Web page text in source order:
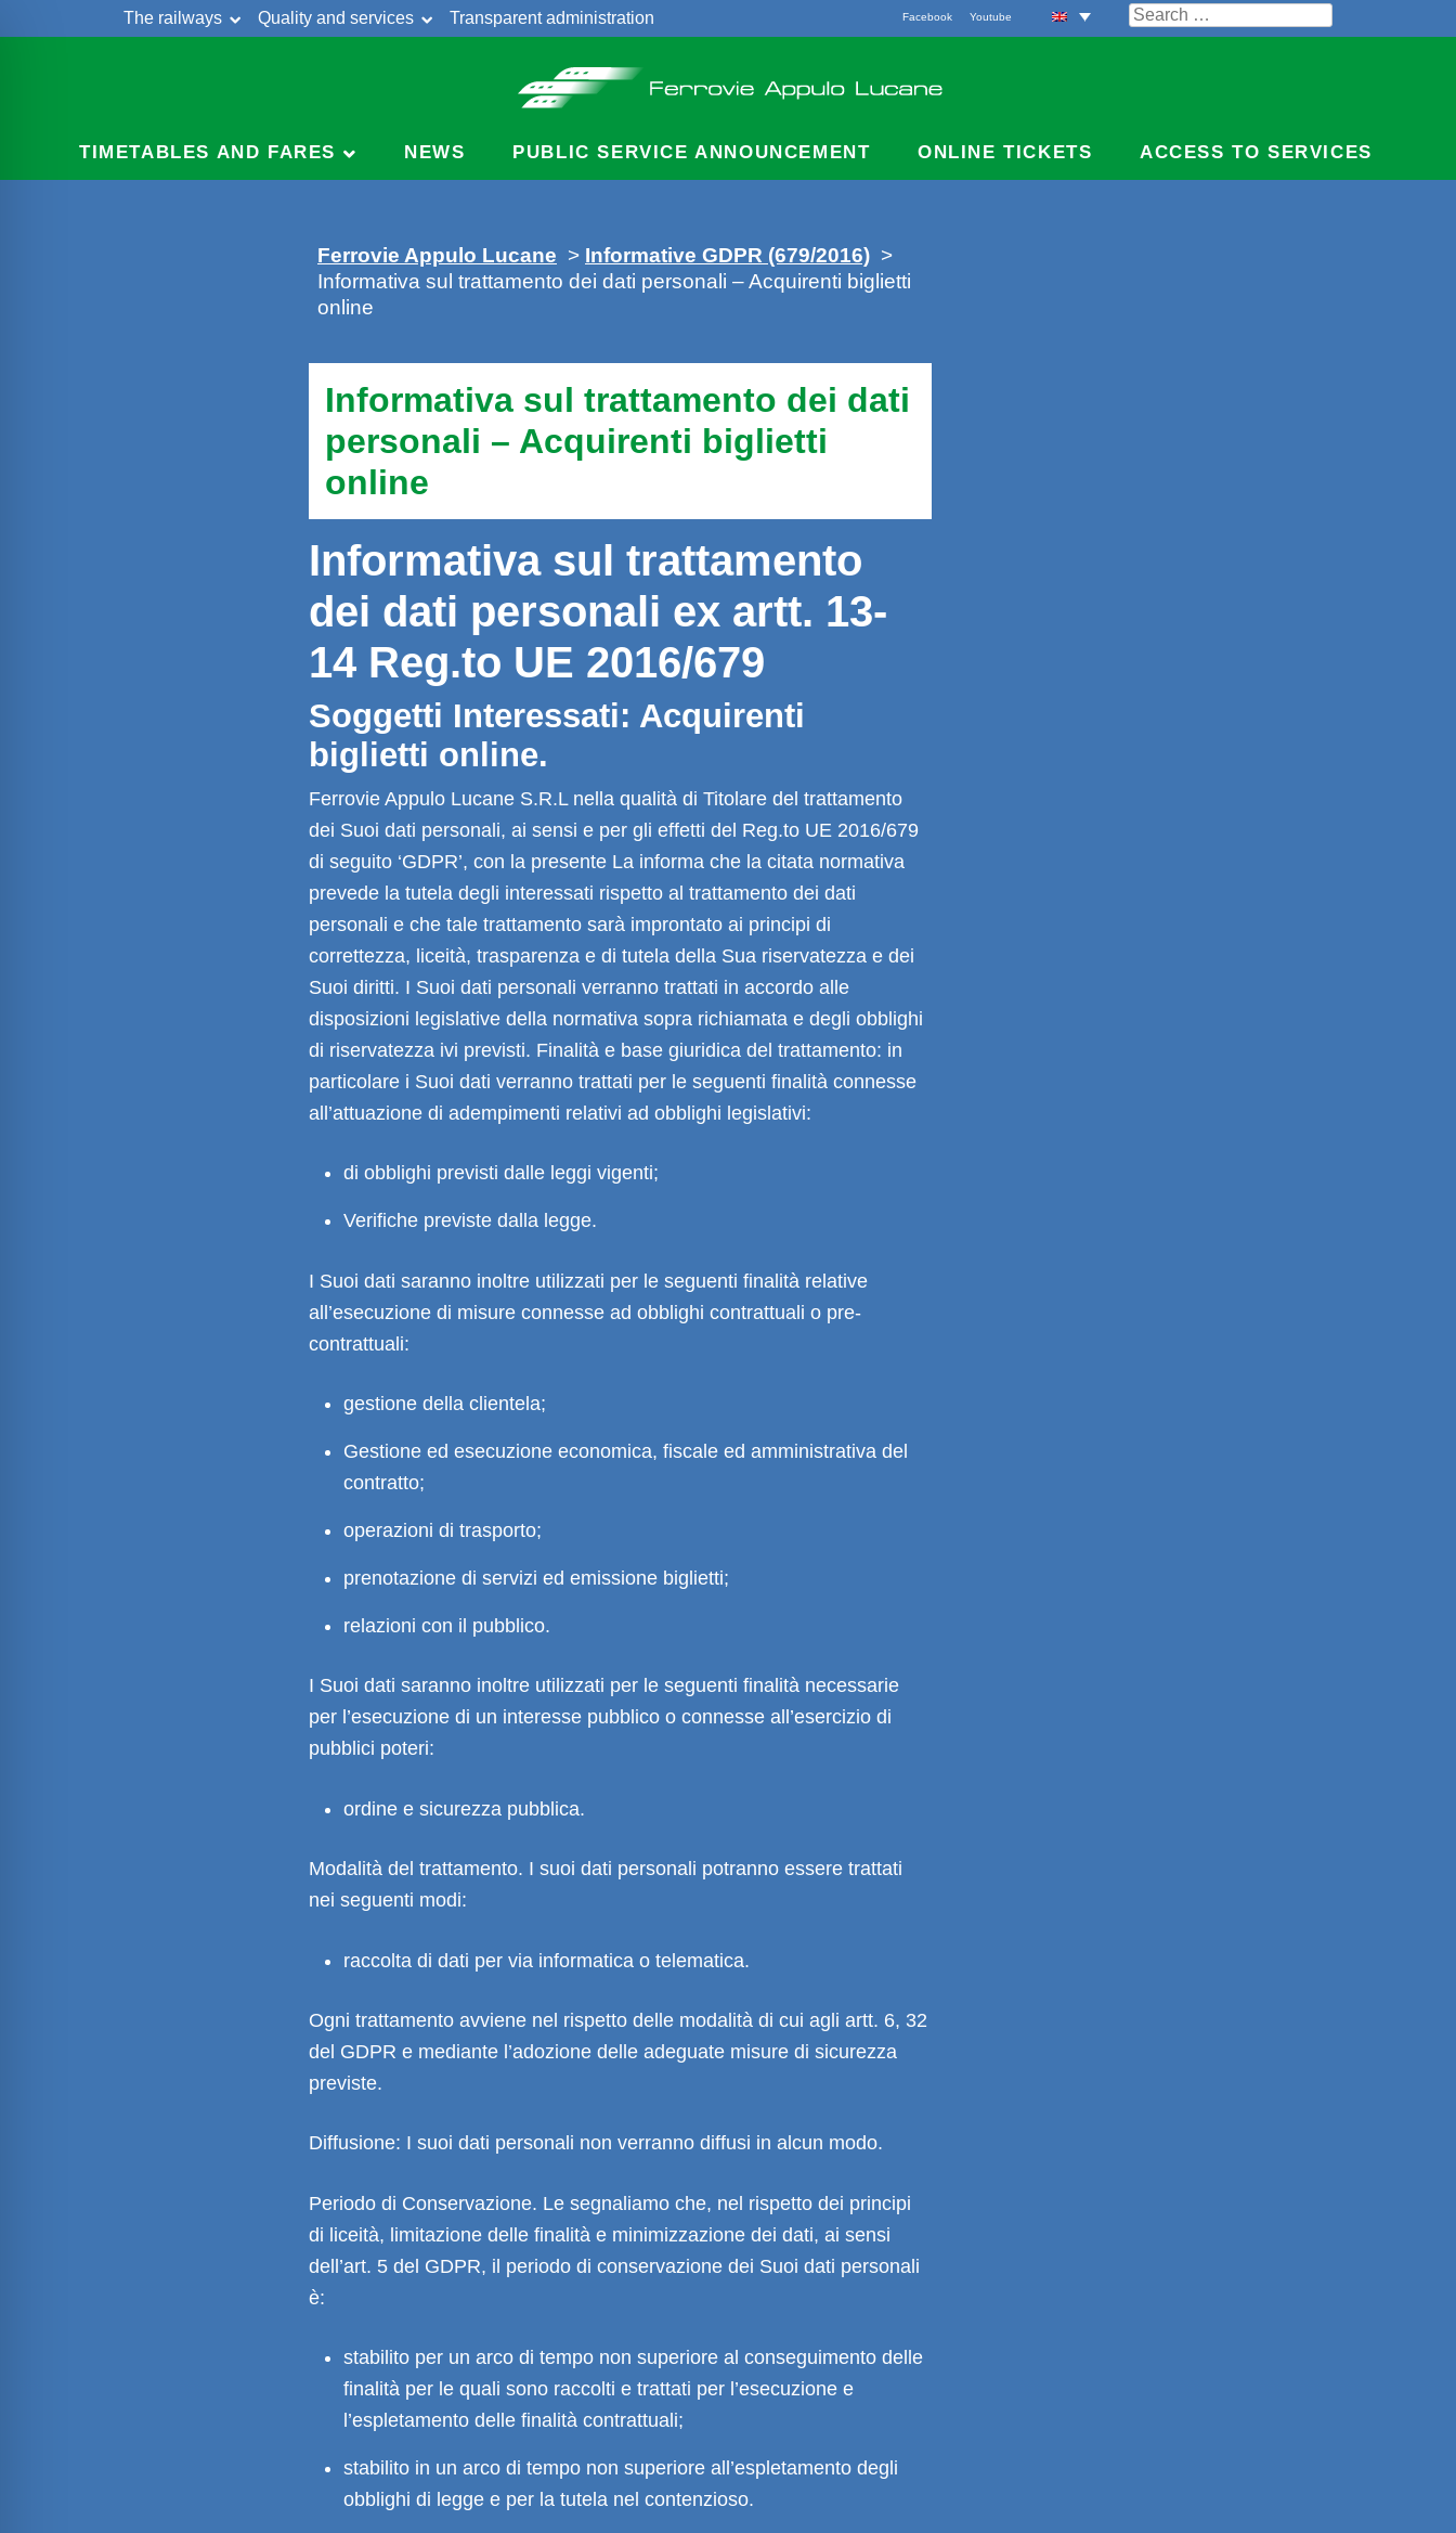
The railways Quality and services
Transparent administration
Search
for:
Facebook Youtube
TIMETABLES AND FARES NEWS PUBLIC SERVICE ANNOUNCEMENT ONLINE TICKETS ACCESS TO SERVICES
Ferrovie Appulo Lucane > Informative GDPR (679/2016) >
Informativa sul trattamento dei dati personali – Acquirenti biglietti
online
Informativa sul trattamento dei dati
personali – Acquirenti biglietti
online
Informativa sul trattamento
dei dati personali ex artt. 13-
14 Reg.to UE 2016/679
Soggetti Interessati: Acquirenti
biglietti online.
Ferrovie Appulo Lucane S.R.L nella qualità di Titolare del trattamento
dei Suoi dati personali, ai sensi e per gli effetti del Reg.to UE 2016/679
di seguito ‘GDPR’, con la presente La informa che la citata normativa
prevede la tutela degli interessati rispetto al trattamento dei dati
personali e che tale trattamento sarà improntato ai principi di
correttezza, liceità, trasparenza e di tutela della Sua riservatezza e dei
Suoi diritti. I Suoi dati personali verranno trattati in accordo alle
disposizioni legislative della normativa sopra richiamata e degli obblighi
di riservatezza ivi previsti. Finalità e base giuridica del trattamento: in
particolare i Suoi dati verranno trattati per le seguenti finalità connesse
all’attuazione di adempimenti relativi ad obblighi legislativi:
di obblighi previsti dalle leggi vigenti;
Verifiche previste dalla legge.
I Suoi dati saranno inoltre utilizzati per le seguenti finalità relative
all’esecuzione di misure connesse ad obblighi contrattuali o pre-
contrattuali:
gestione della clientela;
Gestione ed esecuzione economica, fiscale ed amministrativa del
contratto;
operazioni di trasporto;
prenotazione di servizi ed emissione biglietti;
relazioni con il pubblico.
I Suoi dati saranno inoltre utilizzati per le seguenti finalità necessarie
per l’esecuzione di un interesse pubblico o connesse all’esercizio di
pubblici poteri:
ordine e sicurezza pubblica.
Modalità del trattamento. I suoi dati personali potranno essere trattati
nei seguenti modi:
raccolta di dati per via informatica o telematica.
Ogni trattamento avviene nel rispetto delle modalità di cui agli artt. 6, 32
del GDPR e mediante l’adozione delle adeguate misure di sicurezza
previste.
Diffusione: I suoi dati personali non verranno diffusi in alcun modo.
Periodo di Conservazione. Le segnaliamo che, nel rispetto dei principi
di liceità, limitazione delle finalità e minimizzazione dei dati, ai sensi
dell’art. 5 del GDPR, il periodo di conservazione dei Suoi dati personali
è:
stabilito per un arco di tempo non superiore al conseguimento delle
finalità per le quali sono raccolti e trattati per l’esecuzione e
l’espletamento delle finalità contrattuali;
stabilito in un arco di tempo non superiore all’espletamento degli
obblighi di legge e per la tutela nel contenzioso.